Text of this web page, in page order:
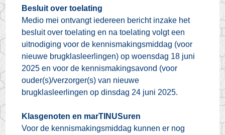
Besluit over toelating
Medio mei ontvangt iedereen bericht inzake het
besluit over toelating en na toelating volgt een
uitnodiging voor de kennismakingsmiddag (voor
nieuwe brugklasleerlingen) op woensdag 18 juni
2025 en voor de kennismakingsavond (voor
ouder(s)/verzorger(s) van nieuwe
brugklasleerlingen op dinsdag 24 juni 2025.
Klasgenoten en marTINUSuren
Voor de kennismakingsmiddag kunnen er nog